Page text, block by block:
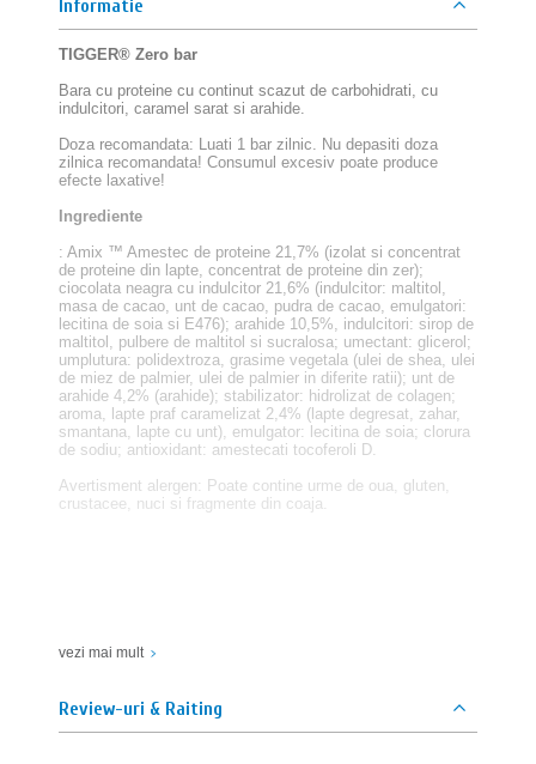
Informatie
TIGGER® Zero bar
Bara cu proteine ​​cu continut scazut de carbohidrati, cu
indulcitori, caramel sarat si arahide.
Doza recomandata: Luati 1 bar zilnic. Nu depasiti doza
zilnica recomandata! Consumul excesiv poate produce
efecte laxative!
Ingrediente
: Amix ™ Amestec de proteine ​​21,7% (izolat si concentrat
de proteine ​​din lapte, concentrat de proteine ​​din zer);
ciocolata neagra cu indulcitor 21,6% (indulcitor: maltitol,
masa de cacao, unt de cacao, pudra de cacao, emulgatori:
lecitina de soia si E476); arahide 10,5%, indulcitori: sirop de
maltitol, pulbere de maltitol si sucralosa; umectant: glicerol;
umplutura: polidextroza, grasime vegetala (ulei de shea, ulei
de miez de palmier, ulei de palmier in diferite ratii); unt de
arahide 4,2% (arahide); stabilizator: hidrolizat de colagen;
aroma, lapte praf caramelizat 2,4% (lapte degresat, zahar,
smantana, lapte cu unt), emulgator: lecitina de soia; clorura
de sodiu; antioxidant: amestecati tocoferoli D.
Avertisment alergen: Poate contine urme de oua, gluten,
crustacee, nuci si fragmente din coaja.
vezi mai mult
Review-uri & Raiting